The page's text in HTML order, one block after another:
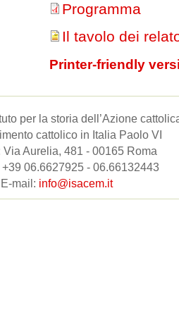
Programma
Il tavolo dei
Printer-friendly
per la storia dell’Azione
cattolico in Italia Paolo VI
Via Aurelia, 481 - 00165 Roma
+39 06.6627925 - 06.66132443
E-mail: info@isacem.it